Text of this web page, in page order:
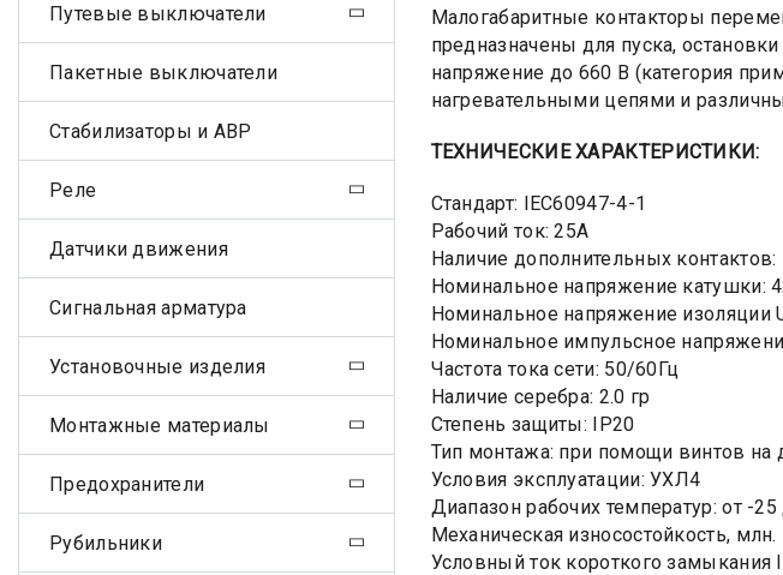
Малогабаритные контакторы
предназначены для пуска,
напряжение до 660 В (категория
нагревательными цепями и
ТЕХНИЧЕСКИЕ ХАРАКТЕРИСТИКИ:
Стандарт: IEC60947-4-1
Рабочий ток: 25А
Наличие дополнительных контактов:
Номинальное напряжение катушки:
Номинальное напряжение изоляции
Номинальное импульсное
Частота тока сети: 50/60Гц
Наличие серебра: 2.0 гр
Степень защиты: IP20
Тип монтажа: при помощи винтов на
Условия эксплуатации: УХЛ4
Диапазон рабочих температур: от -
Механическая износостойкость,
Условный ток короткого замыкания
Путевые выключатели
Пакетные выключатели
Стабилизаторы и АВР
Реле
Датчики движения
Сигнальная арматура
Установочные изделия
Монтажные материалы
Предохранители
Рубильники